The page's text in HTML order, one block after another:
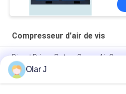
Compresseur d'air de vis
Direct Driven Rotary Screw Air
Cooling
Portable Industrial Screw
Olar J